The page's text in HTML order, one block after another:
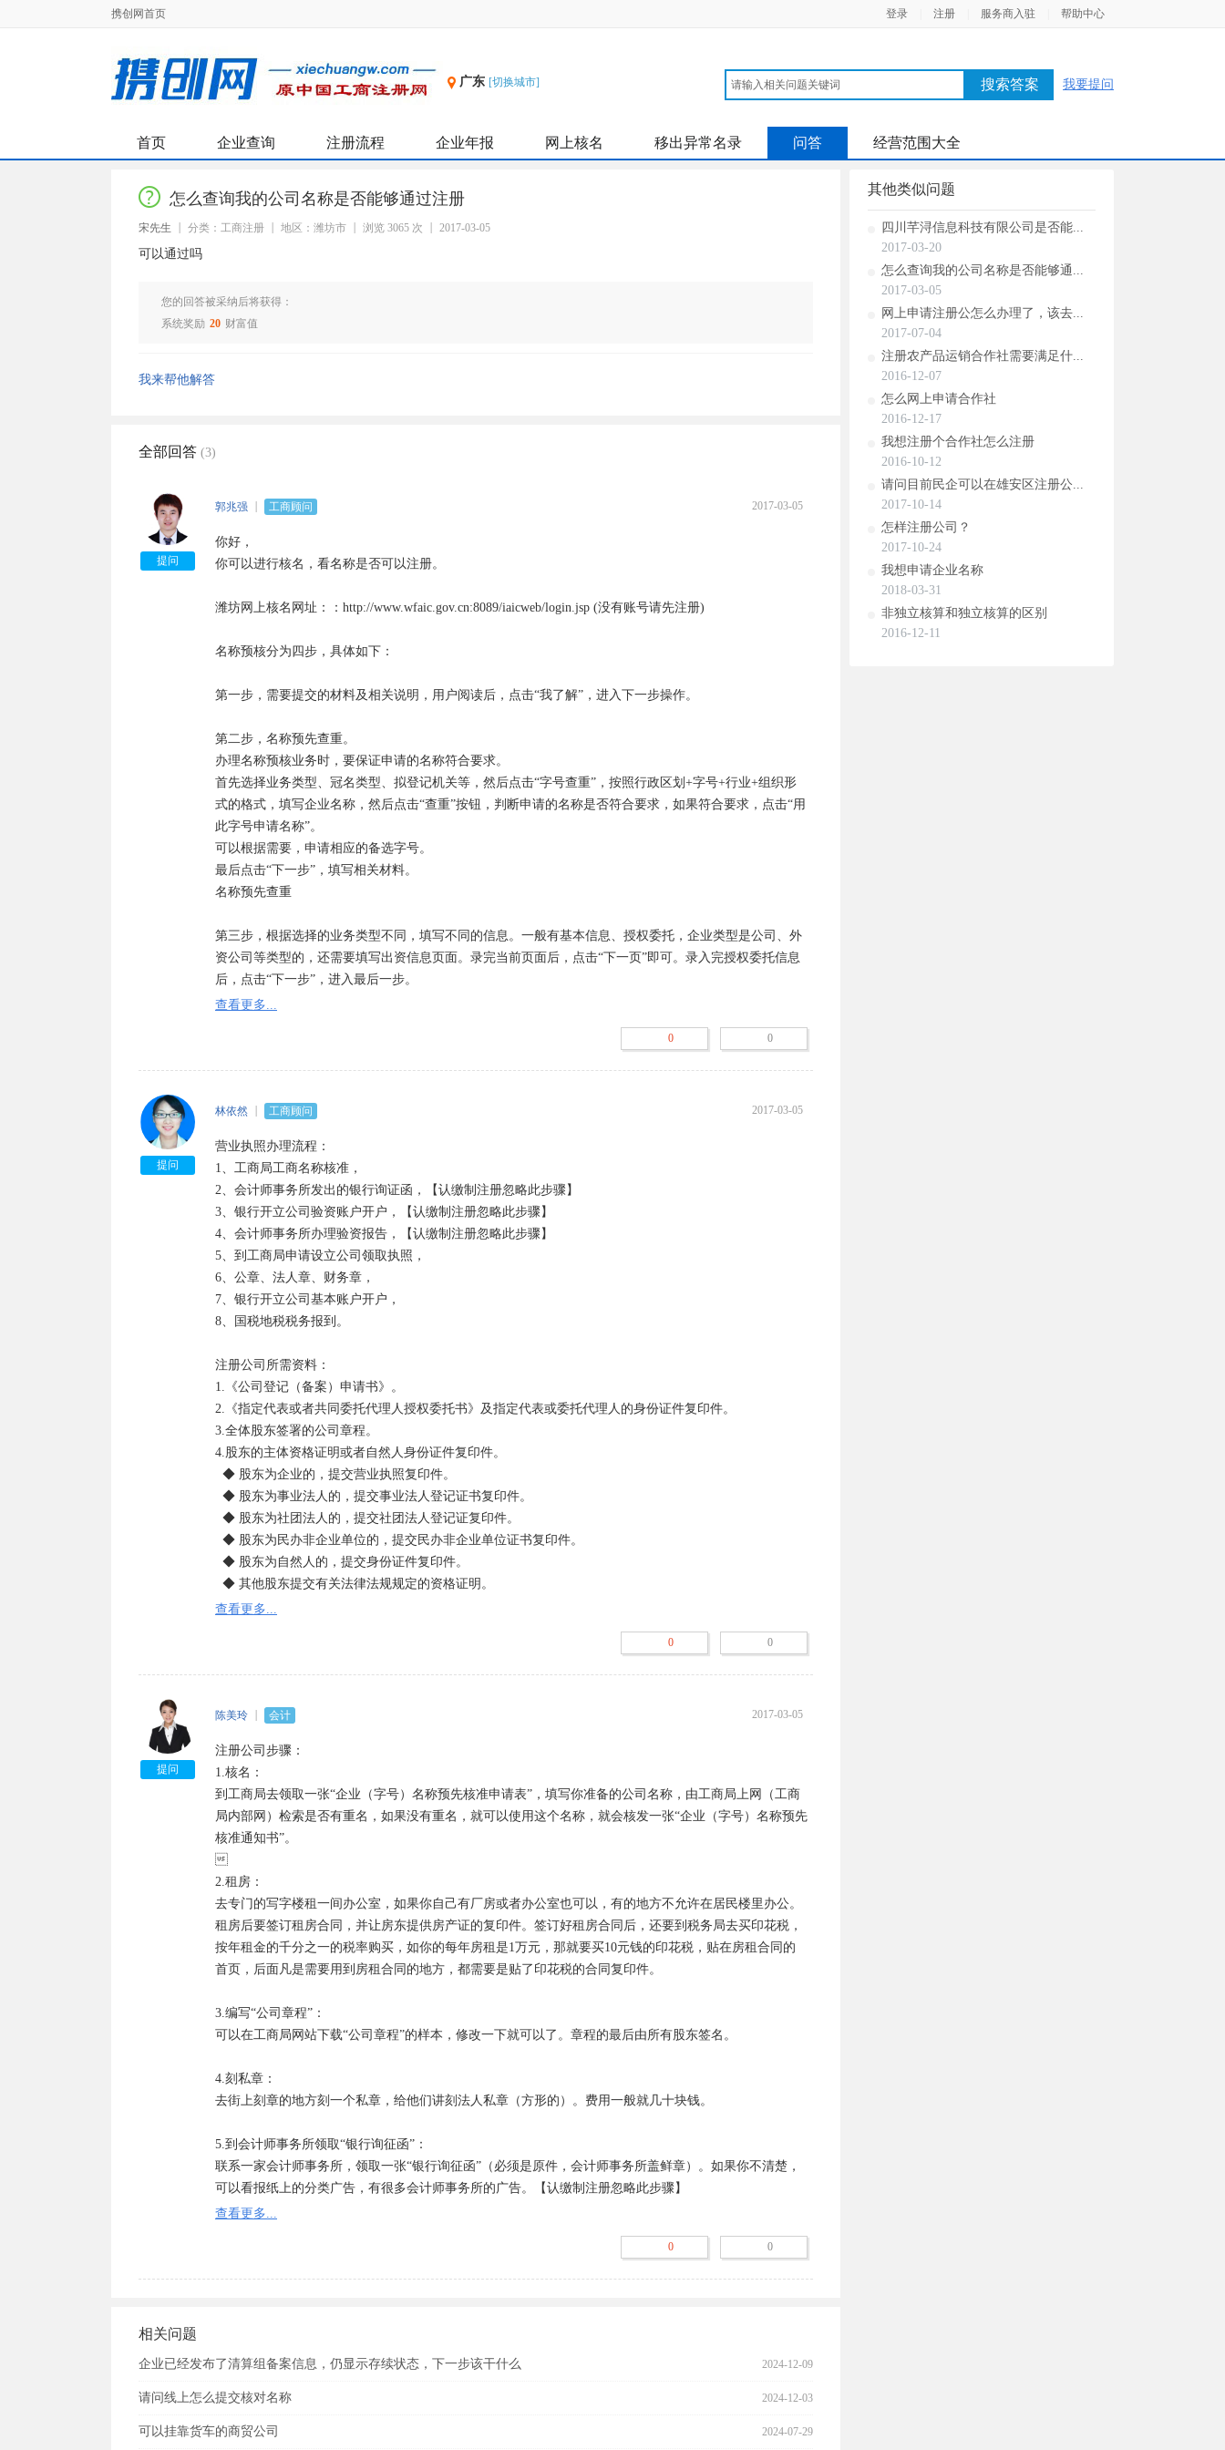
携创网首页 登录 注册 服务商入驻 帮助中心
广东 [切换城市] 搜索答案 我要提问
首页 企业查询 注册流程 企业年报 网上核名 移出异常名录 问答 经营范围大全
怎么查询我的公司名称是否能够通过注册
宋先生 分类：工商注册 地区：潍坊市 浏览 3065 次 2017-03-05
可以通过吗
您的回答被采纳后将获得：
系统奖励 20 财富值
我来帮他解答
全部回答 (3)
提问
郭兆强 工商顾问 2017-03-05
你好，
你可以进行核名，看名称是否可以注册。
潍坊网上核名网址：：http://www.wfaic.gov.cn:8089/iaicweb/login.jsp (没有账号请先注册)
名称预核分为四步，具体如下：
第一步，需要提交的材料及相关说明，用户阅读后，点击“我了解”，进入下一步操作。
第二步，名称预先查重。
办理名称预核业务时，要保证申请的名称符合要求。
首先选择业务类型、冠名类型、拟登记机关等，然后点击“字号查重”，按照行政区划+字号+行业+组织形
式的格式，填写企业名称，然后点击“查重”按钮，判断申请的名称是否符合要求，如果符合要求，点击“用
此字号申请名称”。
可以根据需要，申请相应的备选字号。
最后点击“下一步”，填写相关材料。
名称预先查重
第三步，根据选择的业务类型不同，填写不同的信息。一般有基本信息、授权委托，企业类型是公司、外
资公司等类型的，还需要填写出资信息页面。录完当前页面后，点击“下一页”即可。录入完授权委托信息
后，点击“下一步”，进入最后一步。
第四步，信息提交至工商局
材料来工商局办理业务。审核驳回后，可以修改信息后再次提交。工商局审核期间，数据不能再修改。
已办理的业务可以在已办业务查询中看到。
查看更多...
0 0
提问
林依然 工商顾问 2017-03-05
营业执照办理流程：
1、工商局工商名称核准，
2、会计师事务所发出的银行询证函，【认缴制注册忽略此步骤】
3、银行开立公司验资账户开户，【认缴制注册忽略此步骤】
4、会计师事务所办理验资报告，【认缴制注册忽略此步骤】
5、到工商局申请设立公司领取执照，
6、公章、法人章、财务章，
7、银行开立公司基本账户开户，
8、国税地税税务报到。
注册公司所需资料：
1.《公司登记（备案）申请书》。
2.《指定代表或者共同委托代理人授权委托书》及指定代表或委托代理人的身份证件复印件。
3.全体股东签署的公司章程。
4.股东的主体资格证明或者自然人身份证件复印件。
5.董事、监事和经理的任职文件（股东会决议由股东签署，董事会决议由公司董事签字）及身份证件复印
6.法定代表人任职文件（股东会决议由股东签署，董事会决议由公司董事签字）及身份证件复印件。
7.住所使用证明。
9.法律、行政法规和国务院决定规定设立有限责任公司必须报经批准的，提交有关的批准文件或者许可证
10、公司申请登记的经营范围中有法律、行政法规和国务院决定规定必须在登记前报经批准的项目，提交
有关批准文件或者许可证件的复印件。
查看更多...
0 0
提问
陈美玲 会计 2017-03-05
注册公司步骤：
1.核名：
到工商局去领取一张“企业（字号）名称预先核准申请表”，填写你准备的公司名称，由工商局上网（工商
局内部网）检索是否有重名，如果没有重名，就可以使用这个名称，就会核发一张“企业（字号）名称预先
核准通知书”。
2.租房：
去专门的写字楼租一间办公室，如果你自己有厂房或者办公室也可以，有的地方不允许在居民楼里办公。
租房后要签订租房合同，并让房东提供房产证的复印件。签订好租房合同后，还要到税务局去买印花税，
按年租金的千分之一的税率购买，如你的每年房租是1万元，那就要买10元钱的印花税，贴在房租合同的
首页，后面凡是需要用到房租合同的地方，都需要是贴了印花税的合同复印件。
3.编写“公司章程”：
可以在工商局网站下载“公司章程”的样本，修改一下就可以了。章程的最后由所有股东签名。
4.刻私章：
去街上刻章的地方刻一个私章，给他们讲刻法人私章（方形的）。费用一般就几十块钱。
5.到会计师事务所领取“银行询征函”：
联系一家会计师事务所，领取一张“银行询征函”（必须是原件，会计师事务所盖鲜章）。如果你不清楚，
可以看报纸上的分类广告，有很多会计师事务所的广告。【认缴制注册忽略此步骤】
所有股东带上自己入股的那一部分钱到银行，带上公司章程、工商局发的核名通知、法人代表的私章、身
份证、用于验资的钱、空白询征函表格，到银行去开立公司帐户，你要告诉银行是开验资户。开立好公司
7.办理验资报告：
件，到会计师事务所办理验资报告。一般费用500元左右（50万以下注册资金）。【认缴制注册忽略此步
骤】
查看更多...
0 0
相关问题
企业已经发布了清算组备案信息，仍显示存续状态，下一步该干什么 2024-12-09
请问线上怎么提交核对名称 2024-12-03
可以挂靠货车的商贸公司 2024-07-29
其他类似问题
四川芊浔信息科技有限公司是否能...
2017-03-20
怎么查询我的公司名称是否能够通...
2017-03-05
网上申请注册公怎么办理了，该去...
2017-07-04
注册农产品运销合作社需要满足什...
2016-12-07
怎么网上申请合作社
2016-12-17
我想注册个合作社怎么注册
2016-10-12
请问目前民企可以在雄安区注册公...
2017-10-14
怎样注册公司？
2017-10-24
我想申请企业名称
2018-03-31
非独立核算和独立核算的区别
2016-12-11